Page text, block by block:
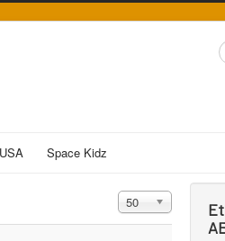
Space Kidz
Cantidad a mostrar
50